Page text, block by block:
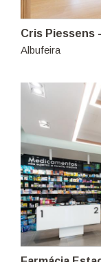
Cris Piessens
Albufeira